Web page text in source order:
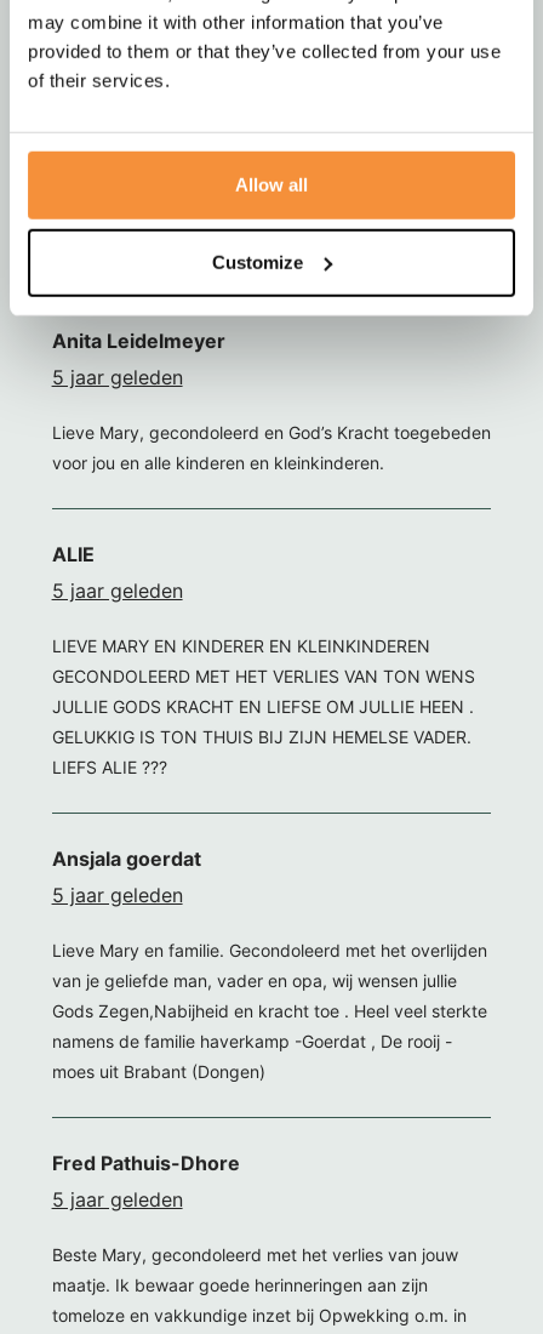
may combine it with other information that you’ve
provided to them or that they’ve collected from your use
of their services.
Allow all
Customize
Lieve Mary, Gecondoleerd Heel veel sterkte en Gods
kracht toegewenst??
Caroline
Lieve Mary, Veel sterkte voor jou lieve Mary voor nu en
de komende tijd van Pim en mij. Lieve groeten XX
Anita Leidelmeyer
5 jaar geleden
Lieve Mary, gecondoleerd en God’s Kracht toegebeden
voor jou en alle kinderen en kleinkinderen.
ALIE
5 jaar geleden
LIEVE MARY EN KINDERER EN KLEINKINDEREN
GECONDOLEERD MET HET VERLIES VAN TON WENS
JULLIE GODS KRACHT EN LIEFSE OM JULLIE HEEN .
GELUKKIG IS TON THUIS BIJ ZIJN HEMELSE VADER.
LIEFS ALIE ???
Ansjala goerdat
5 jaar geleden
Lieve Mary en familie. Gecondoleerd met het overlijden
van je geliefde man, vader en opa, wij wensen jullie
Gods Zegen,Nabijheid en kracht toe . Heel veel sterkte
namens de familie haverkamp -Goerdat , De rooij -
moes uit Brabant (Dongen)
Fred Pathuis-Dhore
5 jaar geleden
Beste Mary, gecondoleerd met het verlies van jouw
maatje. Ik bewaar goede herinneringen aan zijn
tomeloze en vakkundige inzet bij Opwekking o.m. in